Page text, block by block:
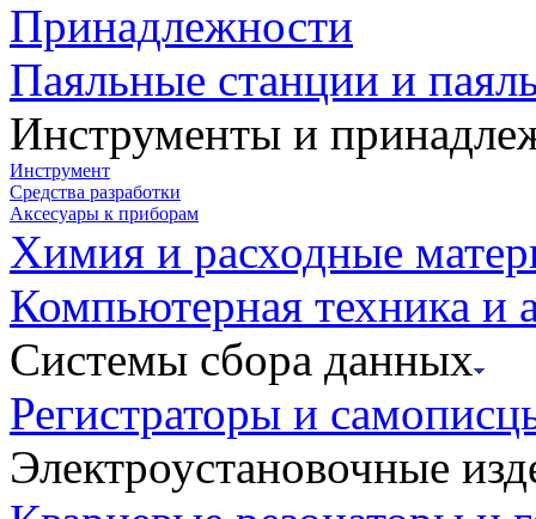
Принадлежности
Паяльные станции и
Инструменты и
Инструмент
Средства разработки
Аксесуары к приборам
Химия и расходные
Компьютерная техника и
Системы сбора данных
Регистраторы и
Электроустановочные